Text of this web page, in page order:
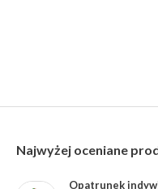
Najwyżej oceniane
Opatrunek